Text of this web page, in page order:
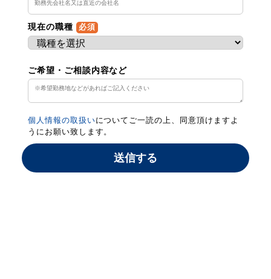
現在の職種 必須
ご希望・ご相談内容など
個人情報の取扱いについてご一読の上、同意頂けますよ
うにお願い致します。